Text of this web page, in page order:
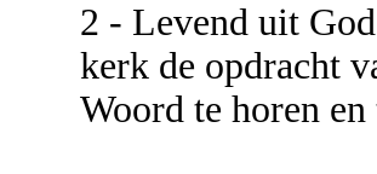
2 - Levend uit
kerk de opdracht
Woord te horen